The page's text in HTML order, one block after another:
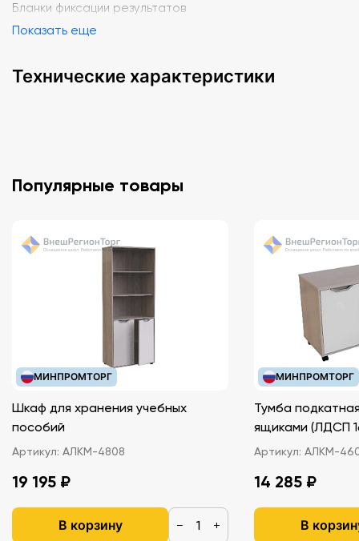
Бланки фиксации результатов
Бланк субтеста "Шифровка"
Карточки субтеста "Последовательные картинки"
Сертификат качества
Показать еще
Технические характеристики
Популярные товары
МИНПРОМТОРГ
Шкаф для хранения учебных
пособий
Артикул: АЛКМ-4808
19 195 ₽
В корзину − +
МИНПРОМТОРГ
Тумба
ящиками
Артикул: АЛКМ-
14 285 ₽
В